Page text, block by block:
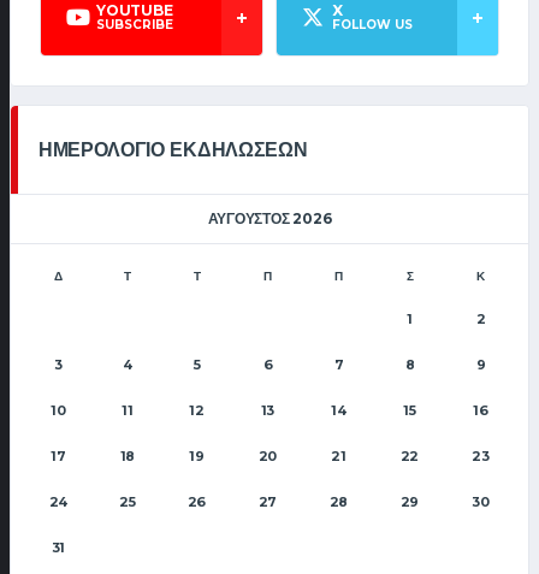
YOUTUBE
SUBSCRIBE
X
FOLLOW US
ΗΜΕΡΟΛΟΓΙΟ ΕΚΔΗΛΩΣΕΩΝ
ΑΎΓΟΥΣΤΟΣ 2026
Δ Τ Τ Π Π Σ Κ
1 2
3 4 5 6 7 8 9
10 11 12 13 14 15 16
17 18 19 20 21 22 23
24 25 26 27 28 29 30
31